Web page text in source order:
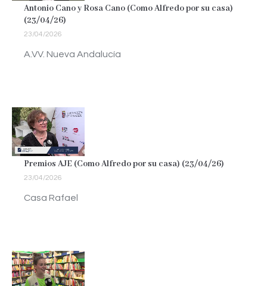
Antonio Cano y Rosa Cano (Como Alfredo por su casa)
(23/04/26)
23/04/2026
A.VV. Nueva Andalucía
Premios AJE (Como Alfredo por su casa) (23/04/26)
23/04/2026
Casa Rafael